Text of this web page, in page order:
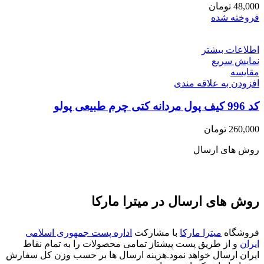
48,000 تومان
فروخته شده
اطلاعات بیشتر
نمایش سریع
مقايسه
افزودن به علاقه مندی
کد 996 کیف پول مردانه کتی چرم طبیعی پولو
260,000 تومان
روش های ارسال
روش های ارسال در میترا مارکا
فروشگاه میترا مارکا با مشارکت اداره پست جمهوری اسلامی
ایران و از طریق پست پیشتاز تمامی محصولات را به تمام نقاط
ایران ارسال خواهد نمود.هزینه ارسال ها بر حسب وزن کل سفارش